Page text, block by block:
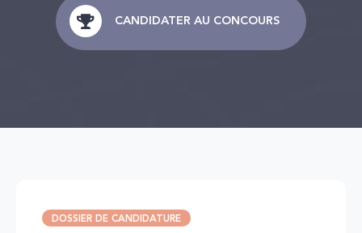
CANDIDATER AU CONCOURS
DOSSIER DE CANDIDATURE